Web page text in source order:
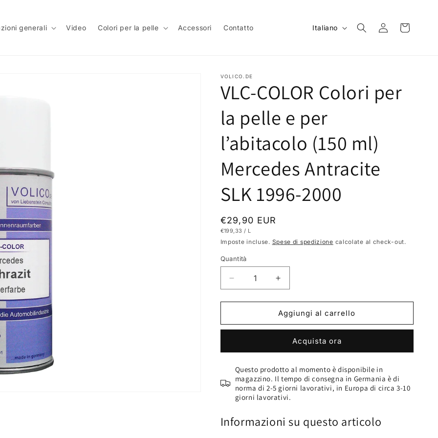
generali Video Colori per la pelle Accessori Contatto
u
a
Italiano Accedi Carrello
VOLICO.DE
VLC-COLOR Colori per
la pelle e per
l’abitacolo (150 ml)
Mercedes Antracite
SLK 1996-2000
Prezzo
di
listino
€29,90 EUR
PREZZO
€199,33 / PER
L
Imposte incluse. Spese di spedizione calcolate al check-out.
Quantità
Diminuisci
quantità
per
COLOR
la
e
per
l’abitacolo
ml)
Mercedes
Aumenta
quantità
per
VLC-
COLOR
la
pelle
e
per
l’abitacolo
ml)
Mercedes
Aggiungi al carrello
Acquista ora
Questo prodotto al momento è disponibile in
magazzino. Il tempo di consegna in Germania è di
norma di 2-5 giorni lavorativi, in Europa di circa 3-10
giorni lavorativi.
Informazioni su questo articolo